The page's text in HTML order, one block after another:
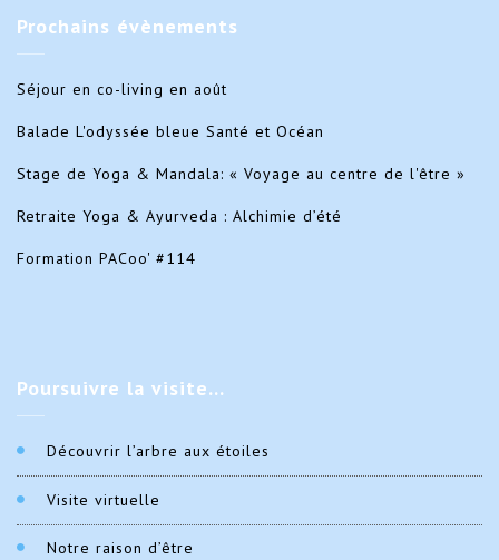
Prochains évènements
Séjour en co-living en août
Balade L'odyssée bleue Santé et Océan
Stage de Yoga & Mandala: « Voyage au centre de l'être »
Retraite Yoga & Ayurveda : Alchimie d’été
Formation PACoo' #114
Poursuivre la visite…
Découvrir l’arbre aux étoiles
Visite virtuelle
Notre raison d’être